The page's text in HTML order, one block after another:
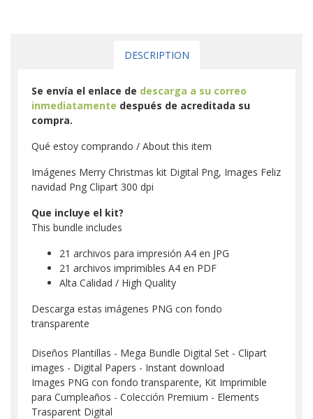
DESCRIPTION
Se envía el enlace de descarga a su correo
inmediatamente después de acreditada su
compra.
Qué estoy comprando / About this item
Imágenes Merry Christmas kit Digital Png, Images Feliz
navidad Png Clipart 300 dpi
Que incluye el kit?
This bundle includes
21 archivos para impresión A4 en JPG
21 archivos imprimibles A4 en PDF
Alta Calidad / High Quality
Descarga estas imágenes PNG con fondo
transparente
Diseños Plantillas - Mega Bundle Digital Set - Clipart
images - Digital Papers - Instant download
Images PNG con fondo transparente, Kit Imprimible
para Cumpleaños - Colección Premium - Elements
Trasparent Digital